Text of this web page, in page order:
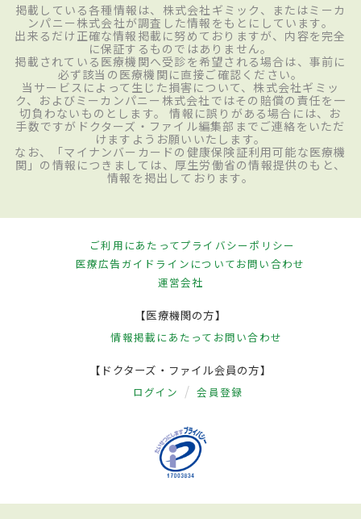
掲載している各種情報は、株式会社ギミック、またはミーカ
ンパニー株式会社が調査した情報をもとにしています。
出来るだけ正確な情報掲載に努めておりますが、内容を完全
に保証するものではありません。
掲載されている医療機関へ受診を希望される場合は、事前に
必ず該当の医療機関に直接ご確認ください。
当サービスによって生じた損害について、株式会社ギミッ
ク、およびミーカンパニー株式会社ではその賠償の責任を一
切負わないものとします。 情報に誤りがある場合には、お
手数ですがドクターズ・ファイル編集部までご連絡をいただ
けますようお願いいたします。
なお、「マイナンバーカードの健康保険証利用可能な医療機
関」の情報につきましては、厚生労働省の情報提供のもと、
情報を掲出しております。
ご利用にあたってプライバシーポリシー
医療広告ガイドラインについてお問い合わせ
運営会社
【医療機関の方】
情報掲載にあたって お問い合わせ
【ドクターズ・ファイル会員の方】
ログイン 会員登録